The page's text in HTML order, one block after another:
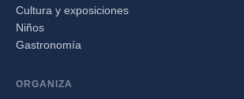
Cultura y exposiciones
Niños
Gastronomía
ORGANIZA